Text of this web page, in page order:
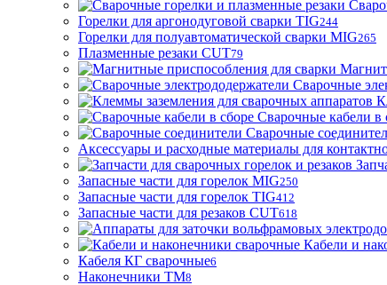
Горелки для аргонодуговой сварки TIG244
Горелки для полуавтоматической сварки MIG265
Плазменные резаки CUT79
Сварочные
Сварочные кабели в
Сварочные
Аксессуары и расходные материалы для
Запасные части для горелок MIG250
Запасные части для горелок TIG412
Запасные части для резаков CUT618
Кабели и
Кабеля КГ сварочные6
Наконечники ТМ8